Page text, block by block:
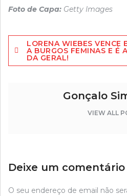
Foto de Capa: Getty Images
Navegação
de
artigos
LORENA WIEBES VENCE
A BURGOS FEMINAS E É
DA GERAL!
Gonçalo
VIEW ALL
Deixe um comentário
O seu endereço de email não